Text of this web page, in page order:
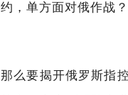
约，单方面对俄作战？
那么要揭开俄罗斯指